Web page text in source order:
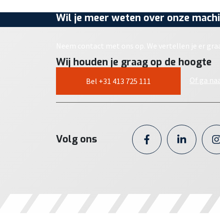
Wil je meer weten over onze
Neem contact met ons op. We vertellen je er
Bel +31 413 725 111 Of ga
Wij houden je graag op de hoogte
Volg ons